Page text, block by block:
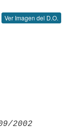
Ver Imagen del D.O.